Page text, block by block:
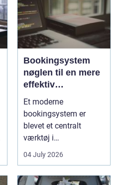
Bookingsystem
nøglen til en mere
effektiv
klinikhverdag
Et moderne
bookingsystem er
blevet et centralt
værktøj i
sundhedssektoren.
Klinikker, praksis og
beh...
04 July 2026